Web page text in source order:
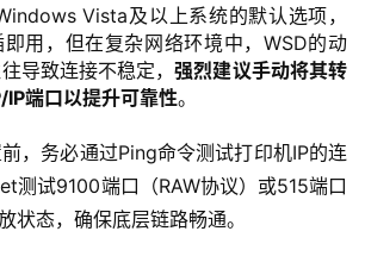
Vista及以上系统的默认选项，
即用，但在复杂网络环境中，WSD的动
导致连接不稳定，强烈建议手动将其转
IP端口以提升可靠性。
前，务必通过Ping命令测试打印机IP的连
测试9100端口（RAW协议）或515端口
状态，确保底层链路畅通。